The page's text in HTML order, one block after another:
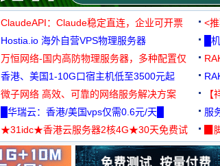
ClaudeAPI：Claude稳定直连，企业可开票
<
Hostia.io 海外自营VPS物理服务器
█
万恒网络-国内高防物理服务器，多种配置仅
99元/月起
用
香港、美国1-10G口宿主机低至3500元起
微子网络 高效、可靠的网络服务解决方案
█华瑞云：香港/美国vps仅需0.6元/天█
服
★31idc★香港云服务器2核4G★30天免费试
用◆
▉
19